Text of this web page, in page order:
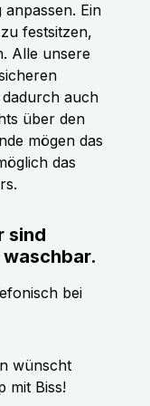
Ein
festsitzen,
Alle unsere
auch
über den
mögen das
das
sind
bei
wünscht
mit Biss!